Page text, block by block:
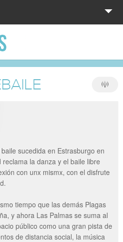
sucedida en Estrasburgo en
la danza y el baile libre
con unx mismx, con el disfrute
tiempo que las demás Plagas
y ahora Las Palmas se suma al
público como una gran pista de
de distancia social, la música